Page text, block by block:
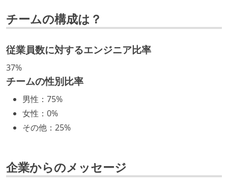
取締役（社内）または執行役員として、エンジニアリ
ング部門の人間が経営に参加している
経営トップがエンジニア出身、または現役のエンジニ
開発メンバーの裁量
OS やエディタ、IDE といった個人の環境は、各自の責
任で好きなものを使うことができる
企画を決定する場に、実装を担当する開発メンバーが
となって行う
チームの構成は？
従業員数に対するエンジニア比率
37%
チームの性別比率
男性 ： 75%
女性 ： 0%
その他 ： 25%
企業からのメッセージ